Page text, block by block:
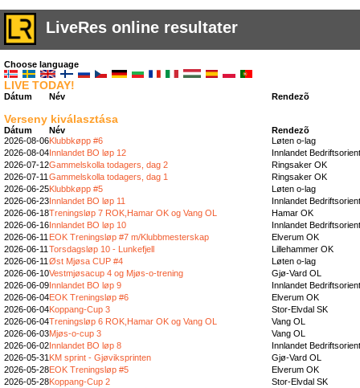
LiveRes online resultater
Choose language
LIVE TODAY!
Dátum Név Rendezõ
Verseny kiválasztása
Dátum Név
Rendezõ
2026-08-06Klubbkøpp #6
Løten o-lag
2026-08-04Innlandet BO løp 12
Innlandet
2026-07-12Gammelskolla todagers, dag 2
Ringsaker OK
2026-07-11 Gammelskolla todagers, dag 1
Ringsaker OK
2026-06-25Klubbkøpp #5
Løten o-lag
2026-06-23Innlandet BO løp 11
Innlandet
2026-06-18Treningsløp 7 ROK,Hamar OK og Vang OL
Hamar OK
2026-06-16Innlandet BO løp 10
Innlandet
2026-06-11 EOK Treningsløp #7 m/Klubbmesterskap
Elverum OK
2026-06-11 Torsdagsløp 10 - Lunkefjell
Lillehammer OK
2026-06-11 Øst Mjøsa CUP #4
Løten o-lag
2026-06-10Vestmjøsacup 4 og Mjøs-o-trening
Gjø-Vard OL
2026-06-09Innlandet BO løp 9
Innlandet
2026-06-04EOK Treningsløp #6
Elverum OK
2026-06-04Koppang-Cup 3
Stor-Elvdal SK
2026-06-04Treningsløp 6 ROK,Hamar OK og Vang OL
Vang OL
2026-06-03Mjøs-o-cup 3
Vang OL
2026-06-02Innlandet BO løp 8
Innlandet
2026-05-31 KM sprint - Gjøviksprinten
Gjø-Vard OL
2026-05-28EOK Treningsløp #5
Elverum OK
2026-05-28Koppang-Cup 2
Stor-Elvdal SK